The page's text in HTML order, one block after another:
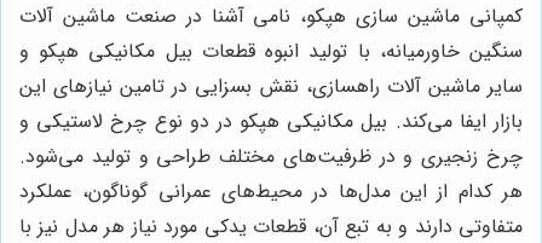
کمپانی ماشین سازی هپکو، نامی آشنا در صنعت ماشین آلات
سنگین خاورمیانه، با تولید انبوه قطعات بیل مکانیکی هپکو و
سایر ماشین آلات راهسازی، نقش بسزایی در تامین نیازهای این
بازار ایفا می‌کند. بیل مکانیکی هپکو در دو نوع چرخ لاستیکی و
چرخ زنجیری و در ظرفیت‌های مختلف طراحی و تولید می‌شود.
هر کدام از این مدل‌ها در محیط‌های عمرانی گوناگون، عملکرد
متفاوتی دارند و به تبع آن، قطعات یدکی مورد نیاز هر مدل نیز با